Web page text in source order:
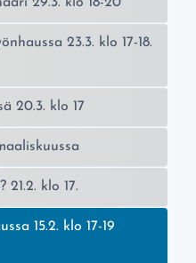
23.3. klo 17-18.
20.3. klo 17
klo 17.
15.2. klo 17-19